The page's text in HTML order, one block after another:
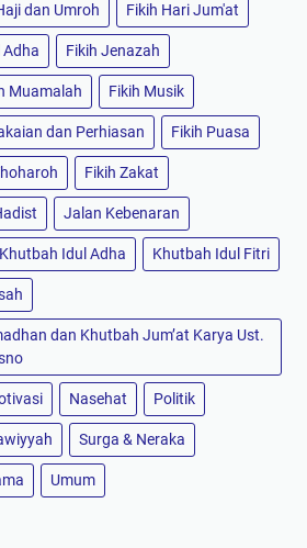
dan Umroh Fikih Hari Jum'at
Adha Fikih Jenazah
Muamalah Fikih Musik
dan Perhiasan Fikih Puasa
Fikih Zakat
Jalan Kebenaran
Khutbah Idul Adha Khutbah Idul Fitri
dan Khutbah Jum’at Karya Ust.
Nasehat Politik
Surga & Neraka
Umum